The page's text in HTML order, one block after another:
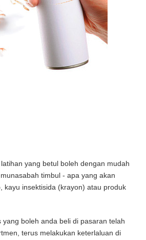
yang betul boleh dengan mudah
timbul - apa yang akan
kayu insektisida (krayon) atau produk
boleh anda beli di pasaran telah
terus melakukan keterlaluan di